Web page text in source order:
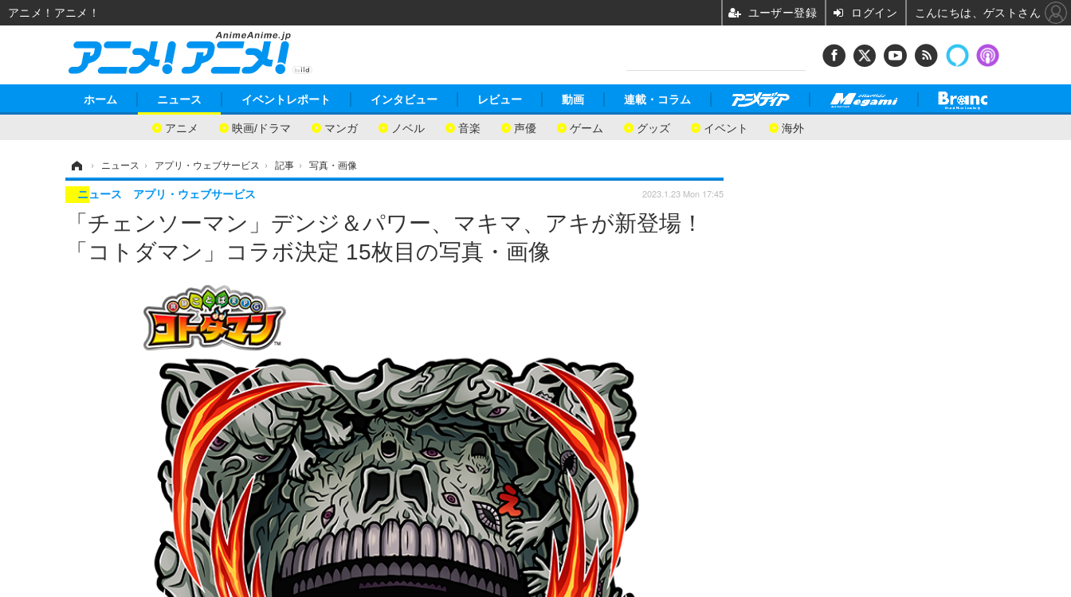
ホーム ニュース
アニメ 映画/ドラマ マンガ ノベル 音楽 声優 ゲーム グッズ イベント 海外
イベントレポート インタビュー レビュー 動画 連載・コラム
› ニュース › アプリ・ウェブサービス › 記事 › 写真・画像
「チェンソーマン」デンジ＆パワー、マキマ、アキが新登場！
「コトダマン」コラボ決定 15枚目の写真・画像
ニュース アプリ・ウェブサービス 2023.1.23 Mon 17:45
アニメ！アニメ！ ユーザー登録 ログイン こんにちは、ゲストさん